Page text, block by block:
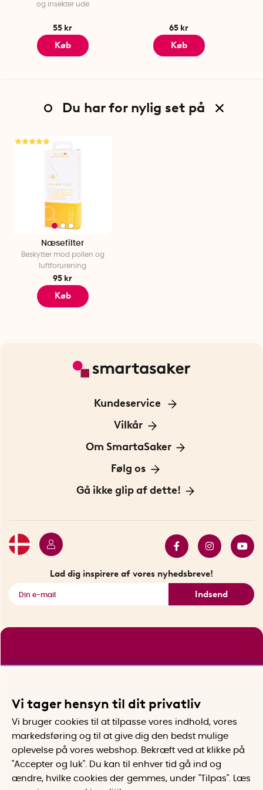
og insekter ude
55 kr
Køb
65 kr
Køb
Du har for nylig set på
Næsefilter
Beskytter mod pollen og
luftforurening
95 kr
Køb
Kundeservice
Kontakt os
Vilkår
Information om cookies
Privatlivspolitik
Om SmartaSaker
Om os
Vores historie
Følg os
Opfindere
Gå ikke glip af dette!
Lad dig inspirere af vores nyhedsbreve!
Indsend
Vi tager hensyn til dit privatliv
Vi bruger cookies til at tilpasse vores indhold, vores
markedsføring og til at give dig den bedst mulige
oplevelse på vores webshop. Bekræft ved at klikke på
"Accepter og luk". Du kan til enhver tid gå ind og
ændre, hvilke cookies der gemmes, under "Tilpas". Læs